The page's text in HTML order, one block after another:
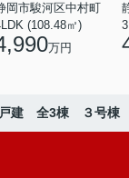
岡市駿河区中村町
(108.48㎡)
万円
建 全3棟 ３号棟